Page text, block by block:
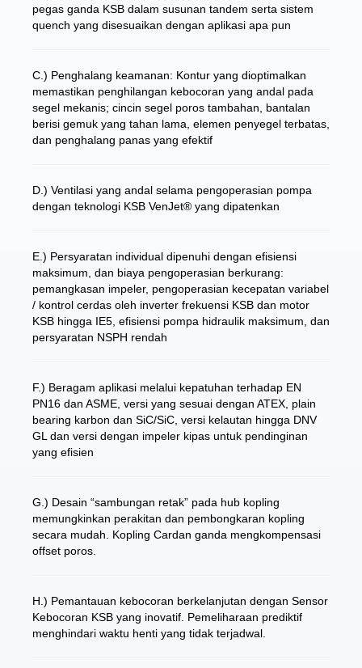
pegas ganda KSB dalam susunan tandem serta sistem
quench yang disesuaikan dengan aplikasi apa pun
C.) Penghalang keamanan: Kontur yang dioptimalkan
memastikan penghilangan kebocoran yang andal pada
segel mekanis; cincin segel poros tambahan, bantalan
berisi gemuk yang tahan lama, elemen penyegel terbatas,
dan penghalang panas yang efektif
D.) Ventilasi yang andal selama pengoperasian pompa
dengan teknologi KSB VenJet® yang dipatenkan
E.) Persyaratan individual dipenuhi dengan efisiensi
maksimum, dan biaya pengoperasian berkurang:
pemangkasan impeler, pengoperasian kecepatan variabel
/ kontrol cerdas oleh inverter frekuensi KSB dan motor
KSB hingga IE5, efisiensi pompa hidraulik maksimum, dan
persyaratan NSPH rendah
F.) Beragam aplikasi melalui kepatuhan terhadap EN
PN16 dan ASME, versi yang sesuai dengan ATEX, plain
bearing karbon dan SiC/SiC, versi kelautan hingga DNV
GL dan versi dengan impeler kipas untuk pendinginan
yang efisien
G.) Desain “sambungan retak” pada hub kopling
memungkinkan perakitan dan pembongkaran kopling
secara mudah. Kopling Cardan ganda mengkompensasi
offset poros.
H.) Pemantauan kebocoran berkelanjutan dengan Sensor
Kebocoran KSB yang inovatif. Pemeliharaan prediktif
menghindari waktu henti yang tidak terjadwal.